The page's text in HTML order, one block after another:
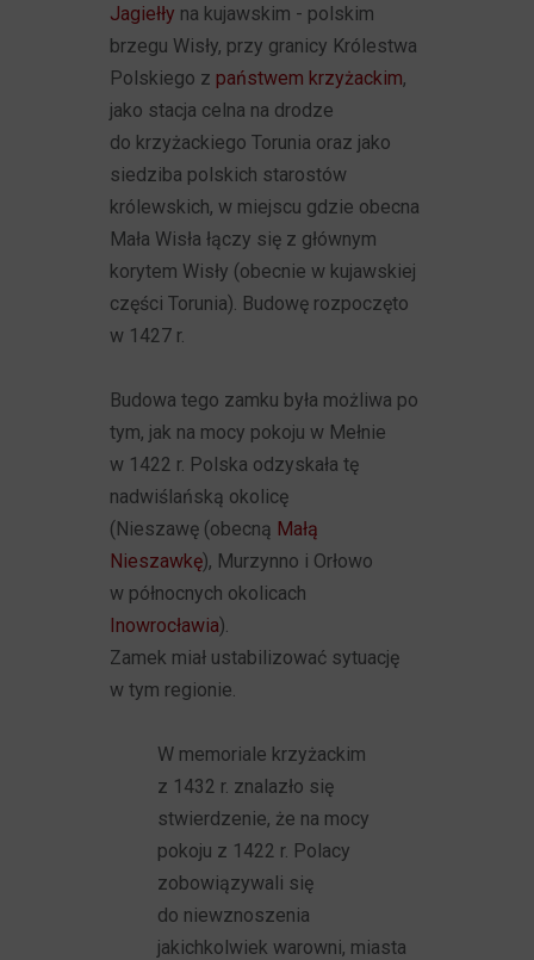
Jagiełły na kujawskim - polskim
brzegu Wisły, przy granicy Królestwa
Polskiego z państwem krzyżackim,
jako stacja celna na drodze
do krzyżackiego Torunia oraz jako
siedziba polskich starostów
królewskich, w miejscu gdzie obecna
Mała Wisła łączy się z głównym
korytem Wisły (obecnie w kujawskiej
części Torunia). Budowę rozpoczęto
w 1427 r.
Budowa tego zamku była możliwa po
tym, jak na mocy pokoju w Mełnie
w 1422 r. Polska odzyskała tę
nadwiślańską okolicę
(Nieszawę (obecną Małą
Nieszawkę), Murzynno i Orłowo
w północnych okolicach
Inowrocławia).
Zamek miał ustabilizować sytuację
w tym regionie.
W memoriale krzyżackim
z 1432 r. znalazło się
stwierdzenie, że na mocy
pokoju z 1422 r. Polacy
zobowiązywali się
do niewznoszenia
jakichkolwiek warowni, miasta